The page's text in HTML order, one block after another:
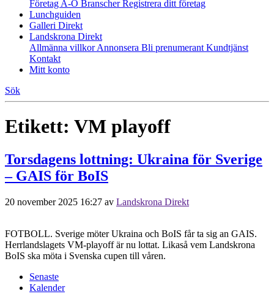
Företag A-Ö BranscherRegistrera ditt företag
Lunchguiden
Galleri Direkt
Landskrona Direkt
Allmänna villkorAnnonsera Bli prenumerant Kundtjänst
Kontakt
Mitt konto
Sök
Etikett: VM playoff
Torsdagens lottning: Ukraina för Sverige
– GAIS för BoIS
20 november 2025 16:27 av Landskrona Direkt
FOTBOLL. Sverige möter Ukraina och BoIS får ta sig an GAIS.
Herrlandslagets VM-playoff är nu lottat. Likaså vem Landskrona
BoIS ska möta i Svenska cupen till våren.
Senaste
Kalender